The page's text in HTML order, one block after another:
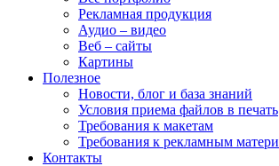
Рекламная продукция
Аудио – видео
Веб – сайты
Картины
Полезное
Новости, блог и база знаний
Условия приема файлов в печать
Требования к макетам
Требования к рекламным
Контакты